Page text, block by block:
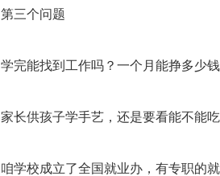
第三个问题
学完能找到工作吗？一个月能挣多少钱
家长供孩子学手艺，还是要看能不能
咱学校成立了全国就业办，有专职的